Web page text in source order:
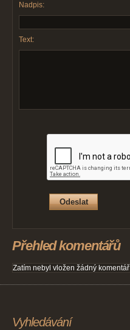
Nadpis:
Text:
Přehled komentářů
Zatím nebyl vložen žádný komentář
Vyhledávání